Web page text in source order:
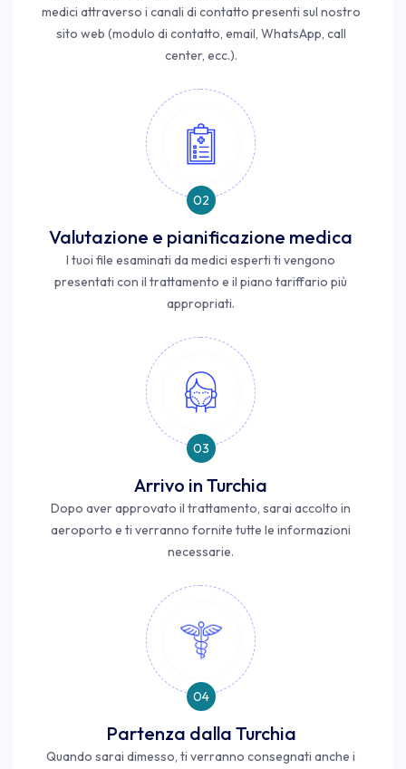
medici attraverso i canali di contatto presenti sul nostro
sito web (modulo di contatto, email, WhatsApp, call
center, ecc.).
02
Valutazione e pianificazione medica
I tuoi file esaminati da medici esperti ti vengono
presentati con il trattamento e il piano tariffario più
appropriati.
03
Arrivo in Turchia
Dopo aver approvato il trattamento, sarai accolto in
aeroporto e ti verranno fornite tutte le informazioni
necessarie.
04
Partenza dalla Turchia
Quando sarai dimesso, ti verranno consegnati anche i